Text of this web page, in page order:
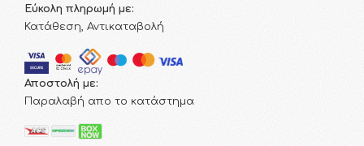
Εύκολη πληρωμή με:
Κατάθεση, Αντικαταβολή
Αποστολή με:
Παραλαβή απο το κατάστημα